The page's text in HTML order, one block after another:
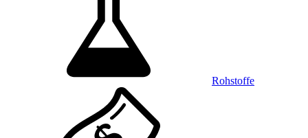
Rohstoffe